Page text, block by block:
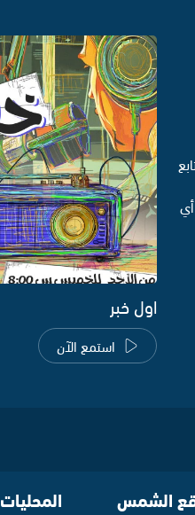
اول خبر
استمع الآن
الشمس المحليات